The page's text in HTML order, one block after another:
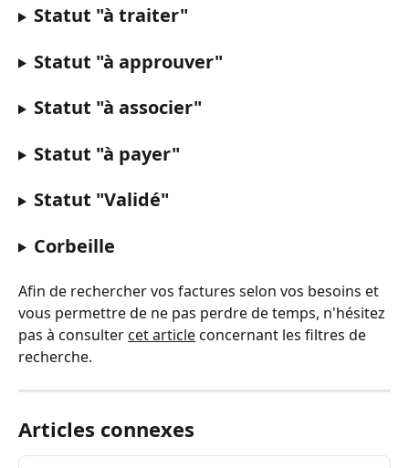
Statut "à traiter"
Statut "à approuver"
Statut "à associer"
Statut "à payer"
Statut "Validé"
Corbeille
Afin de rechercher vos factures selon vos besoins et
vous permettre de ne pas perdre de temps, n'hésitez
pas à consulter cet article concernant les filtres de
recherche.
Articles connexes